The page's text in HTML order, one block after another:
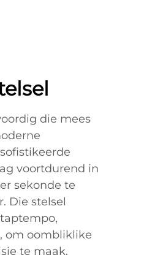
die mees
voortdurend in
sekonde te
Die stelsel
om oombliklike
te maak.